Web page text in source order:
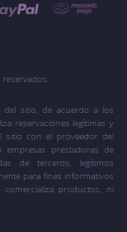
del sitio, de acuerdo a los
reservaciones legítimas y
sitio con el proveedor del
prestadoras de
de terceros, legítimos
para fines informativos
productos, ni